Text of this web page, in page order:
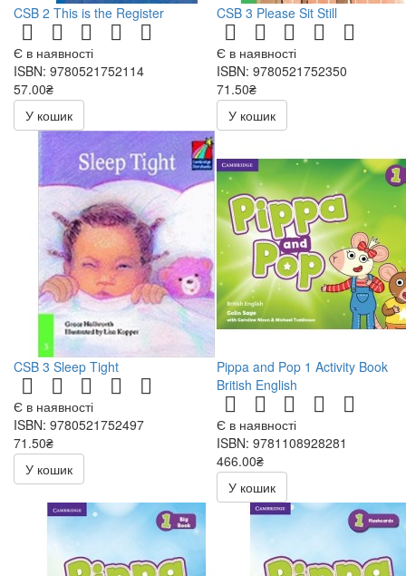
CSB 2 This is the Register
Є в наявності
ISBN: 9780521752114
57.00₴
114.00₴
У кошик
CSB 3 Please Sit Still
Є в наявності
ISBN: 9780521752350
71.50₴
143.00₴
У кошик
CSB 3 Sleep Tight
Є в наявності
ISBN: 9780521752497
71.50₴
143.00₴
У кошик
Pippa and Pop 1 Activity Book
British English
Є в наявності
ISBN: 9781108928281
466.00₴
У кошик